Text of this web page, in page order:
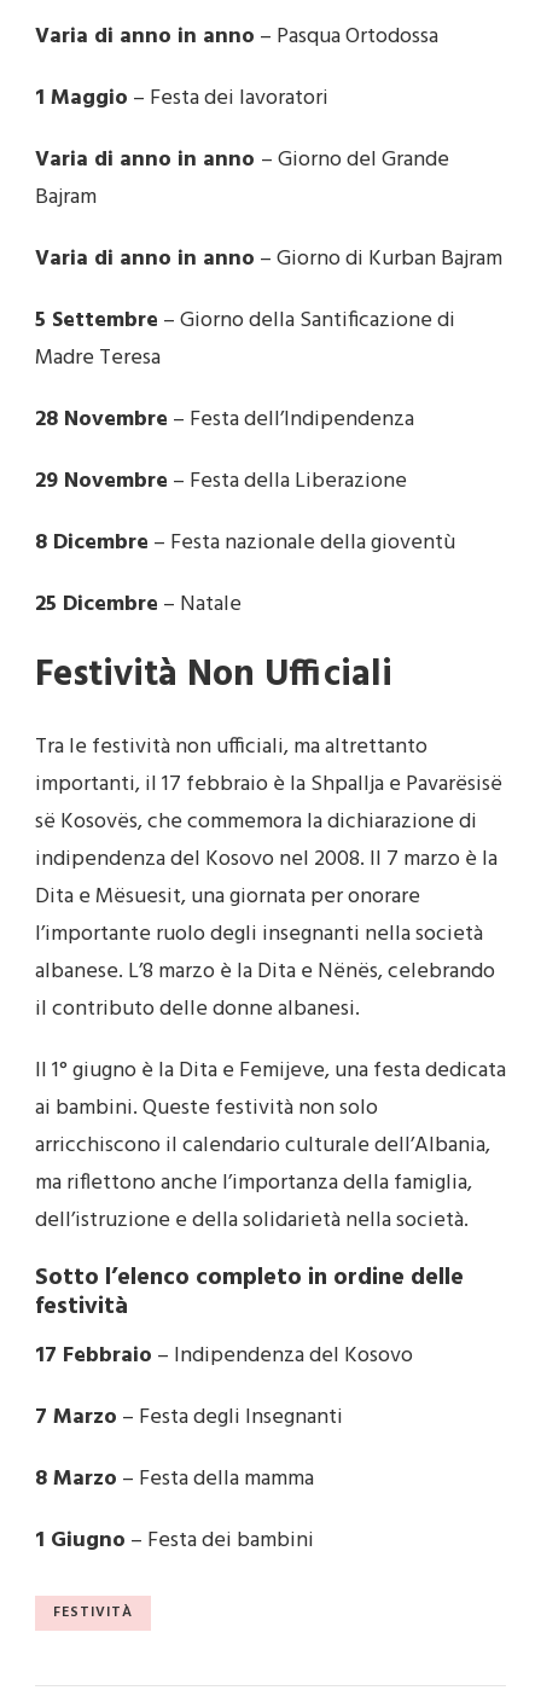
Varia di anno in anno – Pasqua Ortodossa
1 Maggio – Festa dei lavoratori
Varia di anno in anno – Giorno del Grande
Bajram
Varia di anno in anno – Giorno di Kurban Bajram
5 Settembre – Giorno della Santificazione di
Madre Teresa
28 Novembre – Festa dell’Indipendenza
29 Novembre – Festa della Liberazione
8 Dicembre – Festa nazionale della gioventù
25 Dicembre – Natale
Festività Non Ufficiali
Tra le festività non ufficiali, ma altrettanto
importanti, il 17 febbraio è la Shpallja e Pavarësisë
së Kosovës, che commemora la dichiarazione di
indipendenza del Kosovo nel 2008. Il 7 marzo è la
Dita e Mësuesit, una giornata per onorare
l’importante ruolo degli insegnanti nella società
albanese. L’8 marzo è la Dita e Nënës, celebrando
il contributo delle donne albanesi.
Il 1° giugno è la Dita e Femijeve, una festa dedicata
ai bambini. Queste festività non solo
arricchiscono il calendario culturale dell’Albania,
ma riflettono anche l’importanza della famiglia,
dell’istruzione e della solidarietà nella società.
Sotto l’elenco completo in ordine delle
festività
17 Febbraio – Indipendenza del Kosovo
7 Marzo – Festa degli Insegnanti
8 Marzo – Festa della mamma
1 Giugno – Festa dei bambini
FESTIVITÀ